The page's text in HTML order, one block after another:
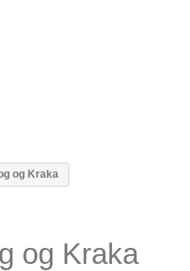
og Kraka
og Kraka